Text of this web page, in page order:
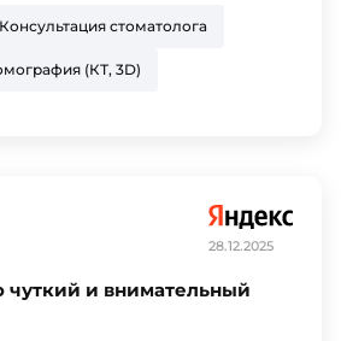
Консультация стоматолога
(КТ, 3D)
28.12.2025
чуткий и внимательный